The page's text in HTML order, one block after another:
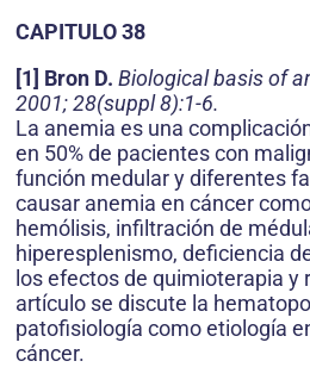
CAPITULO 38
[1] Bron D. Biological basis of
2001; 28(suppl 8):1-6.
La anemia es una
en 50% de pacientes con
función medular y diferentes
causar anemia en cáncer
hemólisis, infiltración de
hiperesplenismo, deficiencia
los efectos de quimioterapia y
artículo se discute la
patofisiología como etiología
cáncer.